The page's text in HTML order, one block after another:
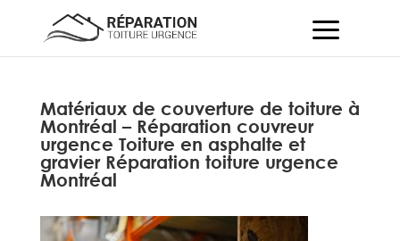
Matériaux de couverture de toiture à
Montréal – Réparation couvreur
urgence Toiture en asphalte et
gravier Réparation toiture urgence
Montréal